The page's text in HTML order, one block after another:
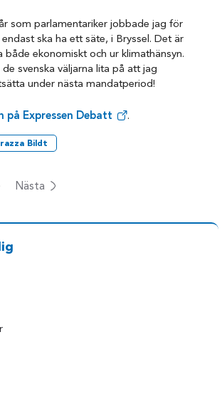
som parlamentariker jobbade jag för
ska ha ett säte, i Bryssel. Det är
både ekonomiskt och ur klimathänsyn.
svenska väljarna lita på att jag
under nästa mandatperiod!
på Expressen Debatt .
Bildt
Nästa